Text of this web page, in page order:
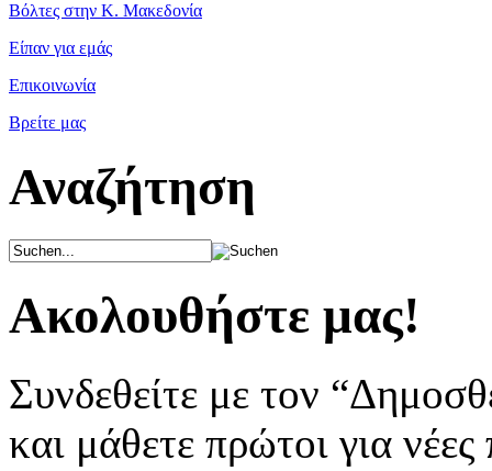
Βόλτες στην Κ. Μακεδονία
Είπαν για εμάς
Επικοινωνία
Βρείτε μας
Αναζήτηση
Ακολουθήστε μας!
Συνδεθείτε με τον
και μάθετε πρώτοι για